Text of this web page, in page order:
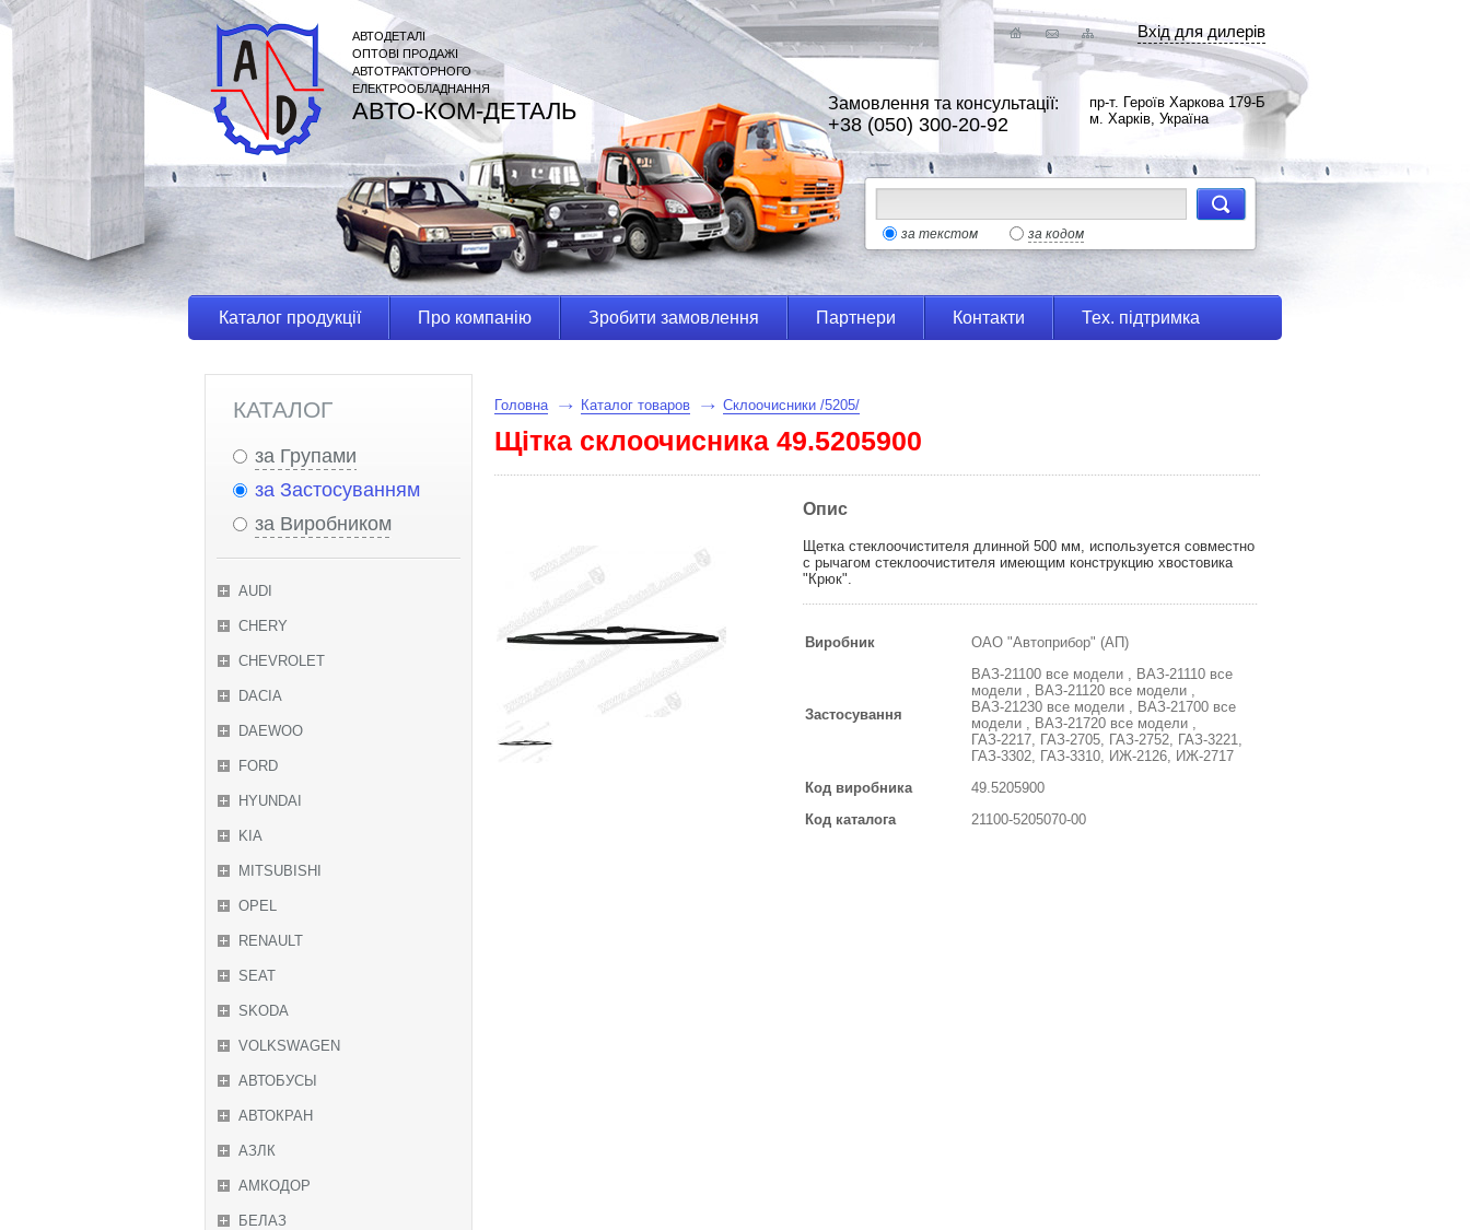
АВТОДЕТАЛІ
ОПТОВІ ПРОДАЖІ
АВТОТРАКТОРНОГО
ЕЛЕКТРООБЛАДНАННЯ
АВТО-КОМ-ДЕТАЛЬ
Вхід для дилерів
Замовлення та консультації:
+38 (050) 300-20-92
пр-т. Героїв Харкова 179-Б
м. Харків, Україна
за текстом за кодом
Каталог продукції Про компанію Зробити замовлення Партнери Контакти Тех. підтримка
КАТАЛОГ
за Групами
за Застосуванням
за Виробником
AUDI
CHERY
CHEVROLET
DACIA
DAEWOO
FORD
HYUNDAI
KIA
MITSUBISHI
OPEL
RENAULT
SEAT
SKODA
VOLKSWAGEN
АВТОБУСЫ
АВТОКРАН
АЗЛК
АМКОДОР
БЕЛАЗ
Головна Каталог товаров Склоочисники /5205/
Щітка склоочисника 49.5205900
Опис
Щетка стеклоочистителя длинной 500 мм, используется совместно
с рычагом стеклоочистителя имеющим конструкцию хвостовика
"Крюк".
Виробник ОАО "Автоприбор" (АП)
Застосування
ВАЗ-21100 все модели , ВАЗ-21110 все
модели , ВАЗ-21120 все модели ,
ВАЗ-21230 все модели , ВАЗ-21700 все
модели , ВАЗ-21720 все модели ,
ГАЗ-2217, ГАЗ-2705, ГАЗ-2752, ГАЗ-3221,
ГАЗ-3302, ГАЗ-3310, ИЖ-2126, ИЖ-2717
Код виробника
49.5205900
Код каталога
21100-5205070-00